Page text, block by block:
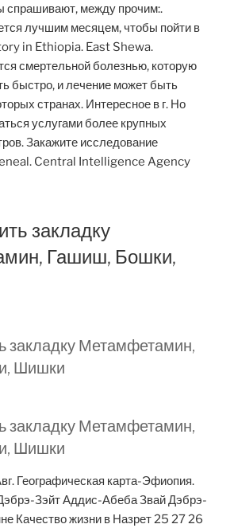
спрашивают, между прочим:.
лучшим месяцем, чтобы пойти в
in Ethiopia. East Shewa.
смертельной болезнью, которую
быстро, и лечение может быть
странах. Интересное в г. Но
услугами более крупных
Закажите исследование
Central Intelligence Agency
закладку
Гашиш, Бошки,
закладку Метамфетамин,
Шишки
закладку Метамфетамин,
Шишки
Географическая карта-Эфиопия.
Зэйт Аддис-Абеба Звай Дэбрэ-
Качество жизни в Назрет 25 27 26